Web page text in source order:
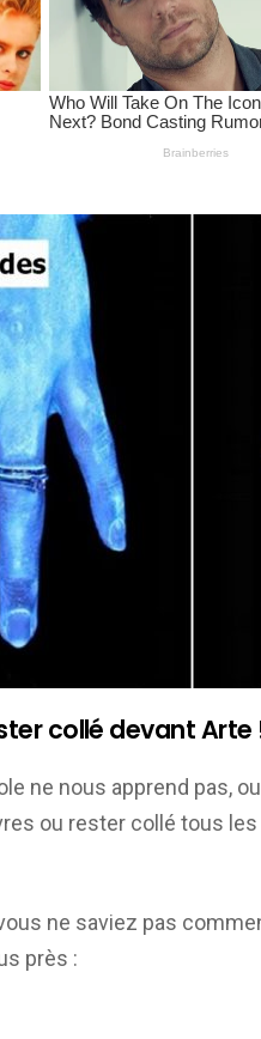
collé devant Arte
ne nous apprend pas,
ou rester collé tous
ne saviez pas
près :